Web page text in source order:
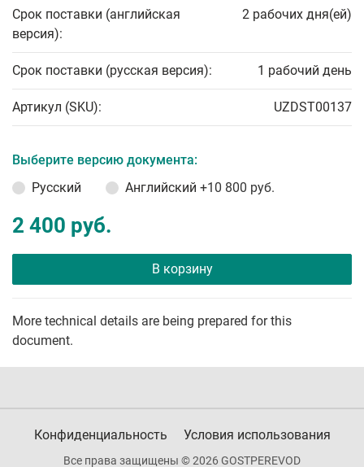
Срок поставки (английская
версия):
2 рабочих дня(ей)
Срок поставки (русская версия): 1 рабочий день
Артикул (SKU): UZDST00137
Выберите версию документа:
Русский
Английский +10 800 руб.
2 400 руб.
В корзину
More technical details are being prepared for this
document.
Конфиденциальность Условия использования
Все права защищены © 2026 GOSTPEREVOD